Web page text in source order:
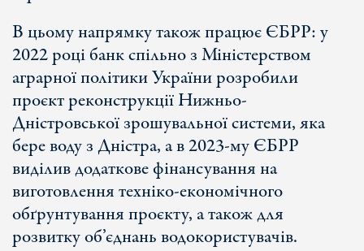
В цьому напрямку також працює ЄБРР: у
2022 році банк спільно з Міністерством
аграрної політики України розробили
проєкт реконструкції Нижньо-
Дністровської зрошувальної системи, яка
бере воду з Дністра, а в 2023-му ЄБРР
виділив додаткове фінансування на
виготовлення техніко-економічного
обґрунтування проєкту, а також для
розвитку об’єднань водокористувачів.